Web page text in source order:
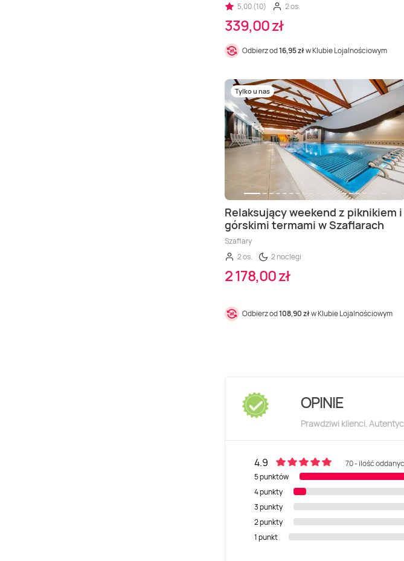
5,00 (10)
2 os.
339,00 zł
Odbierz od16,95 złw Klubie Lojalnościowym
Tylko u nas
Relaksujący weekend z piknikiem i
górskimi termami w Szaflarach
Szaflary
2 os.
2 noclegi
2 178,00 zł
Odbierz od108,90 złw Klubie Lojalnościowym
OPINIE
Prawdziwi klienci.
4.9
70 - ilość
5 punktów
4 punkty
3 punkty
2 punkty
1 punkt